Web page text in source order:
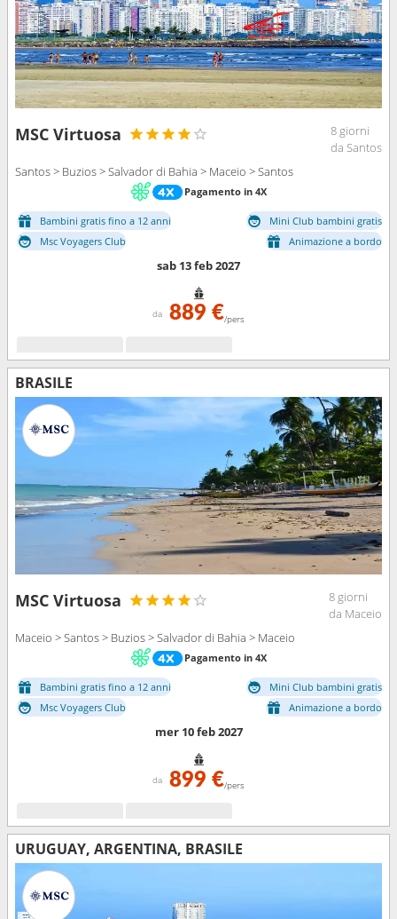
MSC Virtuosa
8 giorni
da Santos
Santos > Buzios > Salvador di Bahia > Maceio > Santos
Pagamento in 4X
Bambini gratis fino a 12 anni
Mini Club bambini gratis
Msc Voyagers Club
Animazione a bordo
sab 13 feb 2027
da 889 €/pers
BRASILE
MSC Virtuosa
8 giorni
da Maceio
Maceio > Santos > Buzios > Salvador di Bahia > Maceio
Pagamento in 4X
Bambini gratis fino a 12 anni
Mini Club bambini gratis
Msc Voyagers Club
Animazione a bordo
mer 10 feb 2027
da 899 €/pers
URUGUAY, ARGENTINA, BRASILE